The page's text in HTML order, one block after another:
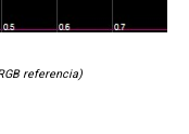
referencia)